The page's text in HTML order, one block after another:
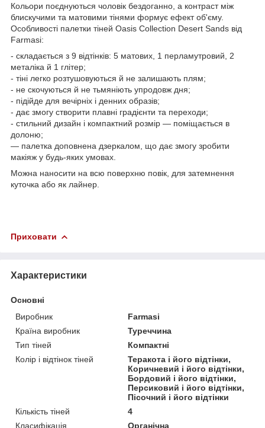
Кольори поєднуються чоловік бездоганно, а контраст між
блискучими та матовими тінями формує ефект об'єму.
Особливості палетки тіней Oasis Collection Desert Sands від
Farmasi:
- складається з 9 відтінків: 5 матових, 1 перламутровий, 2
металіка й 1 глітер;
- тіні легко розтушовуються й не залишають плям;
- не скочуються й не тьмяніють упродовж дня;
- підійде для вечірніх і денних образів;
- дає змогу створити плавні градієнти та переходи;
- стильний дизайн і компактний розмір — поміщається в
долоню;
— палетка доповнена дзеркалом, що дає змогу зробити
макіяж у будь-яких умовах.
Можна наносити на всю поверхню повік, для затемнення
куточка або як лайнер.
Приховати
Характеристики
Основні
Виробник
Farmasi
Країна виробник
Туреччина
Тип тіней
Компактні
Колір і відтінок тіней
Теракота і його відтінки,
Коричневий і його відтінки,
Бордовий і його відтінки,
Персиковий і його відтінки,
Пісочний і його відтінки
Кількість тіней
4
Класифікація
Органічна